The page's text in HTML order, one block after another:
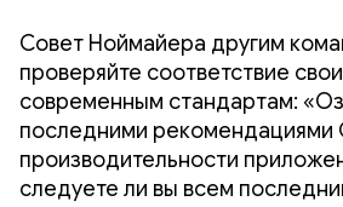
Совет Ноймайера другим
проверяйте соответствие
современным стандартам:
последними рекомендациями
производительности
следуете ли вы всем